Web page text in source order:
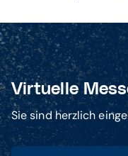
Virtuelle
Sie sind herzlich